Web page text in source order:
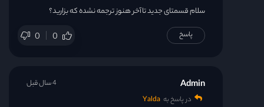
سلام قسمتای جدید تاآخر هنوز ترجمه نشده که بزارید؟
0 0 پاسخ
Admin
در پاسخ به Yalda
4 سال قبل